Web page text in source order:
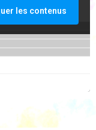
les contenus